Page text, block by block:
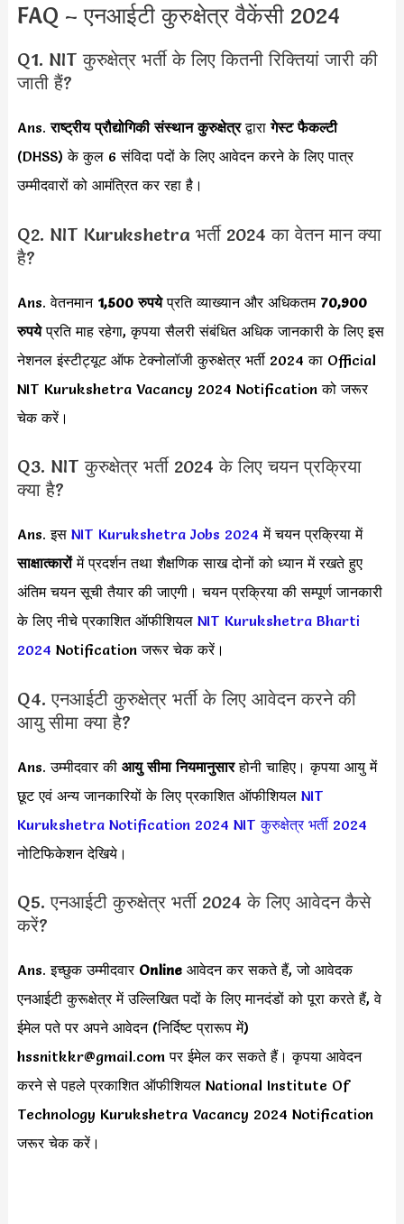
FAQ – एनआईटी कुरुक्षेत्र वैकेंसी 2024
Q1. NIT कुरुक्षेत्र भर्ती के लिए कितनी रिक्तियां जारी की
जाती हैं?
Ans.राष्ट्रीय प्रौद्योगिकी संस्थान कुरुक्षेत्रद्वारागेस्ट फैकल्टी
(DHSS) के कुल 6 संविदा पदों के लिए आवेदन करने के लिए पात्र
उम्मीदवारों को आमंत्रित कर रहा है।
Q2. NIT Kurukshetra भर्ती 2024 का वेतन मान क्या
है?
Ans. वेतनमान1,500 रुपयेप्रति व्याख्यान और अधिकतम 70,900
रुपयेप्रति माह रहेगा, कृपया सैलरी संबंधित अधिक जानकारी के लिए इस
नेशनल इंस्टीट्यूट ऑफ टेक्नोलॉजी कुरुक्षेत्र भर्ती 2024 का Official
NIT Kurukshetra Vacancy 2024 Notification को जरूर
चेक करें।
Q3. NIT कुरुक्षेत्र भर्ती 2024 के लिए चयन प्रक्रिया
क्या है?
Ans. इस NIT Kurukshetra Jobs 2024 में चयन प्रक्रिया में
साक्षात्कारोंमें प्रदर्शन तथा शैक्षणिक साख दोनों को ध्यान में रखते हुए
अंतिम चयन सूची तैयार की जाएगी। चयन प्रक्रिया की सम्पूर्ण जानकारी
के लिए नीचे प्रकाशित ऑफीशियल NIT Kurukshetra Bharti
2024 Notification जरूर चेक करें।
Q4. एनआईटी कुरुक्षेत्र भर्ती के लिए आवेदन करने की
आयु सीमा क्या है?
Ans. उम्मीदवार की आयु सीमा नियमानुसारहोनी चाहिए। कृपया आयु में
छूट एवं अन्य जानकारियों के लिए प्रकाशित ऑफीशियल NIT
Kurukshetra Notification 2024 NIT कुरुक्षेत्र भर्ती 2024
नोटिफिकेशन देखिये।
Q5. एनआईटी कुरुक्षेत्र भर्ती 2024 के लिए आवेदन कैसे
करें?
Ans. इच्छुक उम्मीदवार Onlineआवेदन कर सकते हैं, जो आवेदक
एनआईटी कुरूक्षेत्र में उल्लिखित पदों के लिए मानदंडों को पूरा करते हैं, वे
ईमेल पते पर अपने आवेदन (निर्दिष्ट प्रारूप में)
hssnitkkr@gmail.comपर ईमेल कर सकते हैं। कृपया आवेदन
करने से पहले प्रकाशित ऑफीशियल National Institute Of
Technology Kurukshetra Vacancy 2024 Notification
जरूर चेक करें।